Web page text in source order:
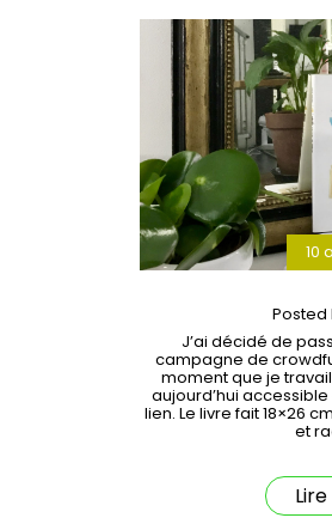
10
Posted
J’ai décidé de
campagne de
moment que je
aujourd’hui
lien. Le livre fait 18×26
et